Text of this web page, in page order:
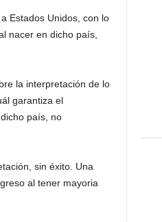
Estados Unidos, con lo
nacer en dicho país,
la interpretación de lo
garantiza el
país, no
sin éxito. Una
al tener mayoria